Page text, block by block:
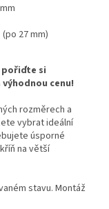
27 mm)
si
cenu!
rozměrech a
vybrat ideální
úsporné
na větší
stavu. Montáž